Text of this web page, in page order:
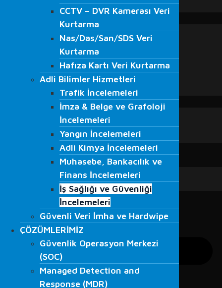
VMRay
Adli Bilişim Eğitimleri
S.O.M.E. Eğitimi
Veri Kurtarma Eğitimleri
Bilgi Güvenliği Farkındalığı Eğitimi
Beyaz Şapkalı Hacker Eğitimleri
Ağ Güvenliği Eğitimleri
Haberler
Medyada Fordefence
İLETİŞİM
CCTV – DVR Kamerası Veri
Kurtarma
Nas/Das/San/SDS Veri
Kurtarma
Hafıza Kartı Veri Kurtarma
Adli Bilimler Hizmetleri
Trafik İncelemeleri
İmza & Belge ve Grafoloji
İncelemeleri
Yangın İncelemeleri
Adli Kimya İncelemeleri
Muhasebe, Bankacılık ve
Finans İncelemeleri
İş Sağlığı ve Güvenliği
İncelemeleri
Güvenli Veri İmha ve Hardwipe
ÇÖZÜMLERİMİZ
Güvenlik Operasyon Merkezi
(SOC)
Managed Detection and
Response (MDR)
CCTV – DVR Kamerası Veri
Kurtarma
Nas/Das/San/SDS Veri
Kurtarma
Hafıza Kartı Veri Kurtarma
Adli Bilimler Hizmetleri
Trafik İncelemeleri
İmza & Belge ve Grafoloji
İncelemeleri
Yangın İncelemeleri
Adli Kimya İncelemeleri
Muhasebe, Bankacılık ve
Finans İncelemeleri
İş Sağlığı ve Güvenliği
İncelemeleri
Güvenli Veri İmha ve Hardwipe
ÇÖZÜMLERİMİZ
Güvenlik Operasyon Merkezi
(SOC)
Managed Detection and
Response (MDR)